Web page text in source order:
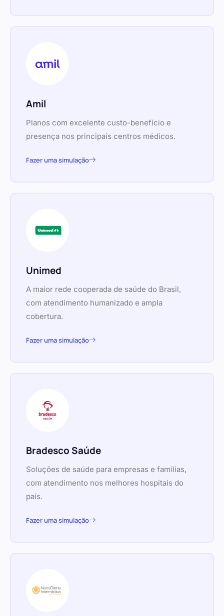
Amil
Planos com excelente custo-benefício e
presença nos principais centros médicos.
Fazer uma simulação
Unimed
A maior rede cooperada de saúde do Brasil,
com atendimento humanizado e ampla
cobertura.
Fazer uma simulação
Bradesco Saúde
Soluções de saúde para empresas e famílias,
com atendimento nos melhores hospitais do
país.
Fazer uma simulação